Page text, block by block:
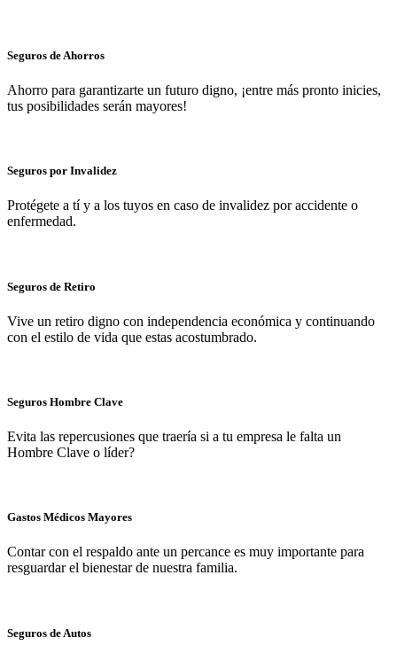
Seguros de Ahorros
Ahorro para garantizarte un futuro digno, ¡entre más pronto inicies,
tus posibilidades serán mayores!
Seguros por Invalidez
Protégete a tí y a los tuyos en caso de invalidez por accidente o
enfermedad.
Seguros de Retiro
Vive un retiro digno con independencia económica y continuando
con el estilo de vida que estas acostumbrado.
Seguros Hombre Clave
Evita las repercusiones que traería si a tu empresa le falta un
Hombre Clave o líder?
Gastos Médicos Mayores
Contar con el respaldo ante un percance es muy importante para
resguardar el bienestar de nuestra familia.
Seguros de Autos